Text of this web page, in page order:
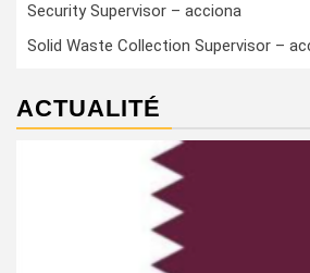
Security Supervisor – acciona
Solid Waste Collection Supervisor –
ACTUALITÉ